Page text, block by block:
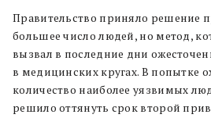
Правительство приняло решение
большее число людей, но метод,
вызвал в последние дни
в медицинских кругах. В попытке
количество наиболее уязвимых
решило оттянуть срок второй